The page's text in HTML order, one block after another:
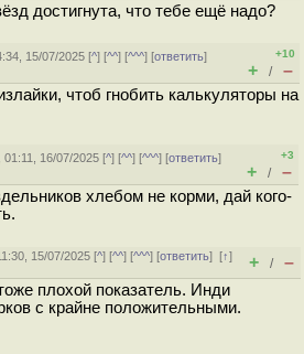
достигнута, что тебе ещё надо?
15/07/2025 [^] [^^] [^^^] [ответить]
+10
+ / –
чтоб гнобить калькуляторы на
01:11, 16/07/2025 [^] [^^] [^^^] [ответить]
+3
+ / –
хлебом не корми, дай кого-
15/07/2025 [^] [^^] [^^^] [ответить][↑]
+ / –
плохой показатель. Инди
с крайне положительными.